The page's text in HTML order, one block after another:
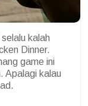
kalah
Dinner.
game ini
Apalagi kalau